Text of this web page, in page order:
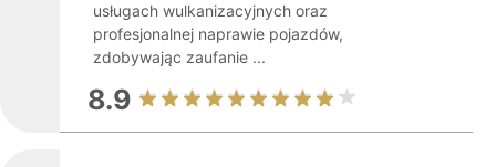
usługach wulkanizacyjnych oraz
profesjonalnej naprawie pojazdów,
zdobywając zaufanie ...
8.9